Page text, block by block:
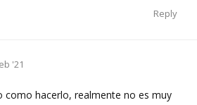
Reply
'21
como hacerlo, realmente no es muy